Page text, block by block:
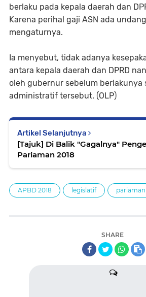
berlaku pada kepala daerah dan
Karena perihal gaji ASN ada
mengaturnya.
Ia menyebut, tidak adanya
antara kepala daerah dan DPRD
oleh gubernur sebelum berlakunya
administratif tersebut. (OLP)
Artikel Selanjutnya
[Tajuk] Di Balik "Gagalnya"
Pariaman 2018
APBD 2018 legislatif pariaman
SHARE